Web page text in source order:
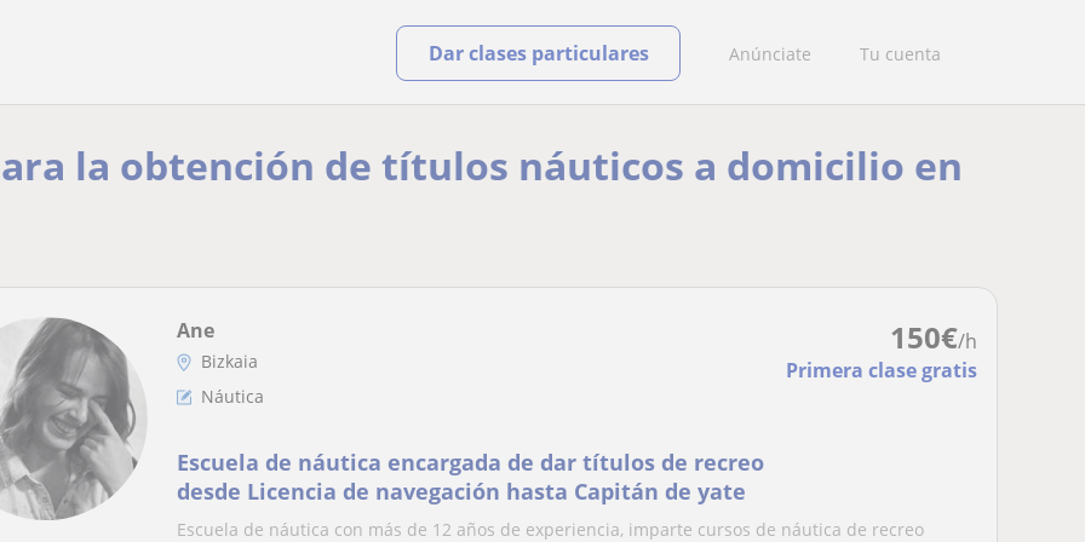
Anúnciate Tu cuenta
Dar clases particulares
la obtención de títulos náuticos a domicilio en
150€/h
Primera clase gratis
Ane
Bizkaia
Náutica
Escuela de náutica encargada de dar títulos de recreo
desde Licencia de navegación hasta Capitán de yate
Escuela de náutica con más de 12 años de experiencia, imparte cursos de náutica de recreo